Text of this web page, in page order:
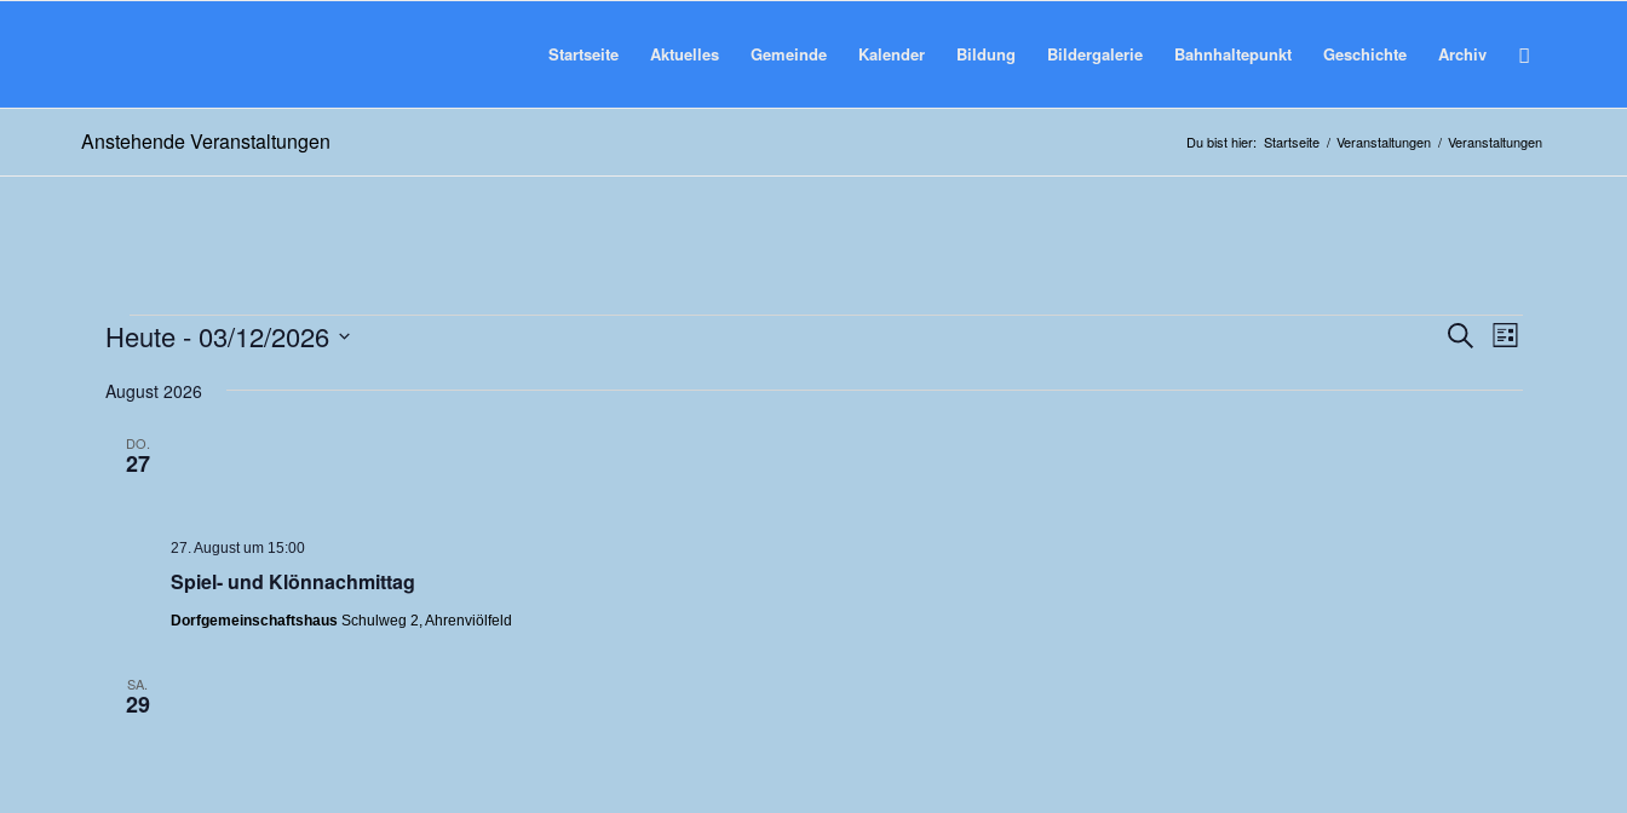
Startseite Aktuelles Gemeinde Kalender Bildung Bildergalerie Bahnhaltepunkt Geschichte Archiv
Anstehende Veranstaltungen Du bist hier: Startseite / Veranstaltungen / Veranstaltungen
Veranstaltungen Suche
Ansichten-
Navigation
Liste
Heute - 03/12/2026
wählen.
August 2026
DO.
27
Spiel- und Klönnachmittag
27. August um 15:00
Dorfgemeinschaftshaus Schulweg 2, Ahrenviölfeld
SA.
29